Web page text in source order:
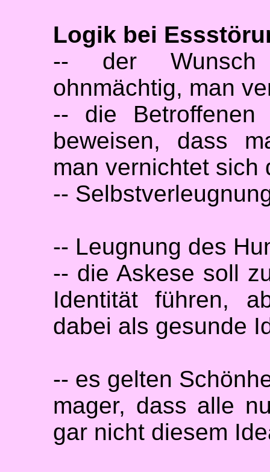
Logik bei
-- der Wunsch
ohnmächtig, man
-- die
beweisen, dass
man vernichtet sich
--
-- Leugnung des
-- die Askese soll
Identität führen,
dabei als gesunde
-- es gelten
mager, dass alle
gar nicht diesem